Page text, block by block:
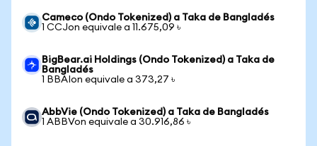
Cameco (Ondo Tokenized) a Taka de Bangladés
1 CCJon equivale a 11.675,09 ৳
BigBear.ai Holdings (Ondo Tokenized) a Taka de
Bangladés
1 BBAIon equivale a 373,27 ৳
AbbVie (Ondo Tokenized) a Taka de Bangladés
1 ABBVon equivale a 30.916,86 ৳